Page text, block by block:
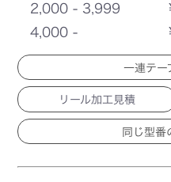
2,000 - 3,999
4,000 -
一連テー
リール加工見積